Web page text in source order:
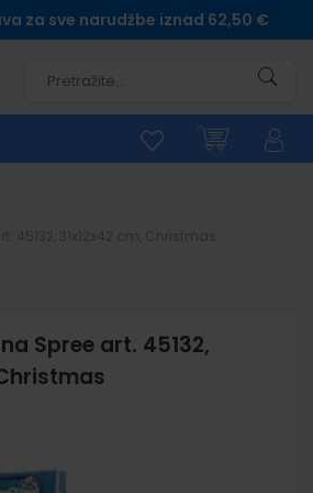
za sve narudžbe iznad 62,50 €
Spree art. 45132,